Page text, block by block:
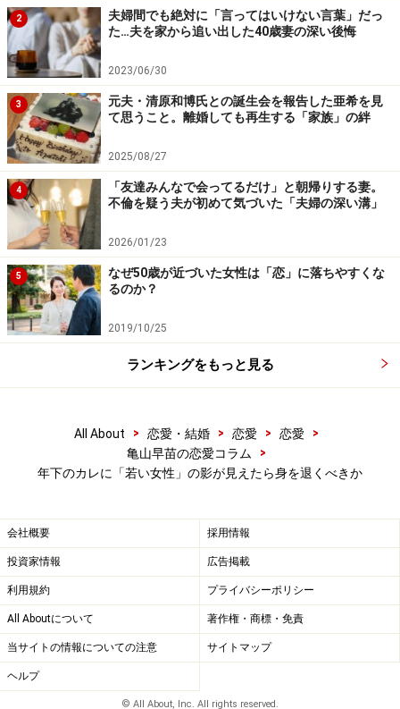
いない。ただ、自分が50歳を目前にして、やはり30代前
半の彼を縛りつけてはいけないと思うとサトエさんは震
えるような声で言った。
更年期を迎えて、精神的、肉体的、そして容貌的にも完
全に自信を失っているのだろう。彼の若さがつらくなる
こともあるのかもしれない。
「この年で別れるのも苦しいけど、決断は自分からと最
初に決めたはず。そう自分に言い聞かせています」
それが大人の女性としての彼女の矜恃なのではないだろ
うか。
2
夫婦間でも絶対に「言ってはいけない言葉」だっ
た…夫を家から追い出した40歳妻の深い後悔
2023/06/30
3
元夫・清原和博氏との誕生会を報告した亜希を見
て思うこと。離婚しても再生する「家族」の絆
2025/08/27
4
「友達みんなで会ってるだけ」と朝帰りする妻。
不倫を疑う夫が初めて気づいた「夫婦の深い溝」
2026/01/23
5
なぜ50歳が近づいた女性は「恋」に落ちやすくな
るのか？
2019/10/25
ランキングをもっと見る
All About > 恋愛・結婚 > 恋愛 > 恋愛
>
亀山早苗の恋愛コラム
>
年下のカレに「若い女性」の影が見えたら身を退くべきか
会社概要 採用情報
投資家情報 広告掲載
利用規約 プライバシーポリシー
All Aboutについて 著作権・商標・免責
当サイトの情報についての注意 サイトマップ
ヘルプ
© All About, Inc. All rights reserved.